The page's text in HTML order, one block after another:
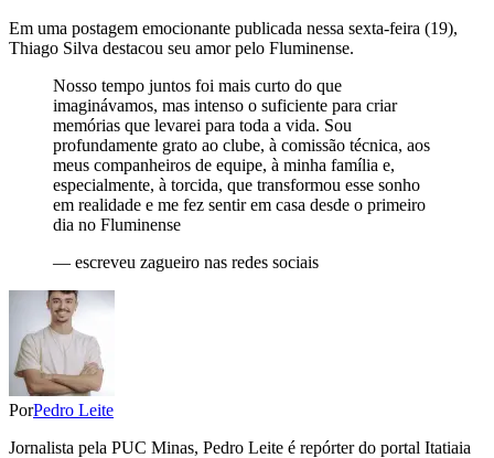
Em uma postagem emocionante publicada nessa sexta-feira (19),
Thiago Silva destacou seu amor pelo Fluminense.
Nosso tempo juntos foi mais curto do que
imaginávamos, mas intenso o suficiente para criar
memórias que levarei para toda a vida. Sou
profundamente grato ao clube, à comissão técnica, aos
meus companheiros de equipe, à minha família e,
especialmente, à torcida, que transformou esse sonho
em realidade e me fez sentir em casa desde o primeiro
dia no Fluminense
— escreveu zagueiro nas redes sociais
PorPedro Leite
Jornalista pela PUC Minas, Pedro Leite é repórter do portal Itatiaia